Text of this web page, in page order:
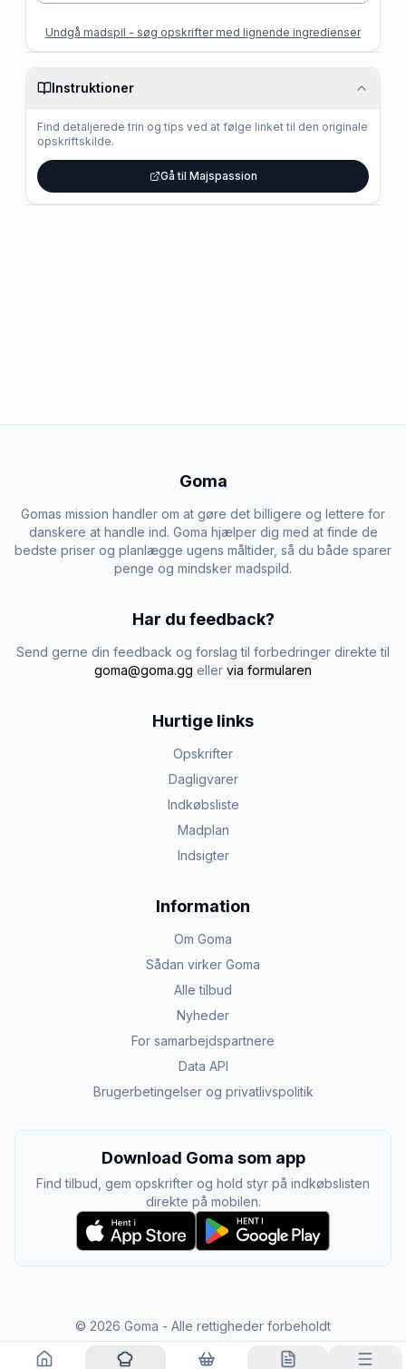
Undgå madspil - søg opskrifter med lignende ingredienser
Instruktioner
Find detaljerede trin og tips ved at følge linket til den originale
opskriftskilde.
Gå til Majspassion
Goma
Gomas mission handler om at gøre det billigere og lettere for
danskere at handle ind. Goma hjælper dig med at finde de
bedste priser og planlægge ugens måltider, så du både sparer
penge og mindsker madspild.
Har du feedback?
Send gerne din feedback og forslag til forbedringer direkte til
goma@goma.gg eller via formularen
Hurtige links
Opskrifter
Dagligvarer
Indkøbsliste
Madplan
Indsigter
Information
Om Goma
Sådan virker Goma
Alle tilbud
Nyheder
For samarbejdspartnere
Data API
Brugerbetingelser og privatlivspolitik
Download Goma som app
Find tilbud, gem opskrifter og hold styr på indkøbslisten
direkte på mobilen.
© 2026 Goma - Alle rettigheder forbeholdt